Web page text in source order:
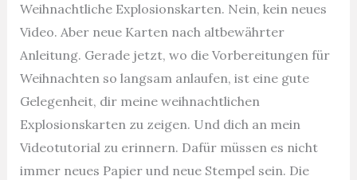
Weihnachtliche Explosionskarten. Nein, kein neues
Video. Aber neue Karten nach altbewährter
Anleitung. Gerade jetzt, wo die Vorbereitungen für
Weihnachten so langsam anlaufen, ist eine gute
Gelegenheit, dir meine weihnachtlichen
Explosionskarten zu zeigen. Und dich an mein
Videotutorial zu erinnern. Dafür müssen es nicht
immer neues Papier und neue Stempel sein. Die